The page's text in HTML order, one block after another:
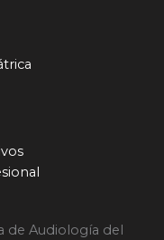
de Audiología del